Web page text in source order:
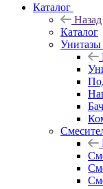
Каталог
Назад
Каталог
Унитазы